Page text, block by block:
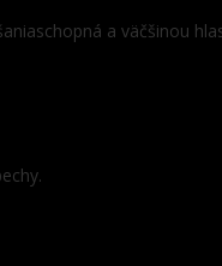
a väčšinou